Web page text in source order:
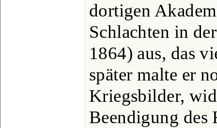
dortigen
Schlachten in
1864) aus, das
später malte er
Kriegsbilder,
Beendigung des